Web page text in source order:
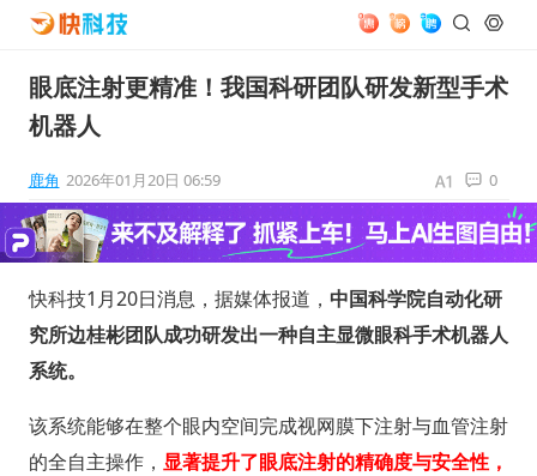
眼底注射更精准！我国科研团队研发新型手术
机器人
鹿角 2026年01月20日 06:59 0
快科技1月20日消息，据媒体报道， 中国科学院自动化研
究所边桂彬团队成功研发出一种自主显微眼科手术机器人
系统。
该系统能够在整个眼内空间完成视网膜下注射与血管注射
的全自主操作， 显著提升了眼底注射的精确度与安全性，